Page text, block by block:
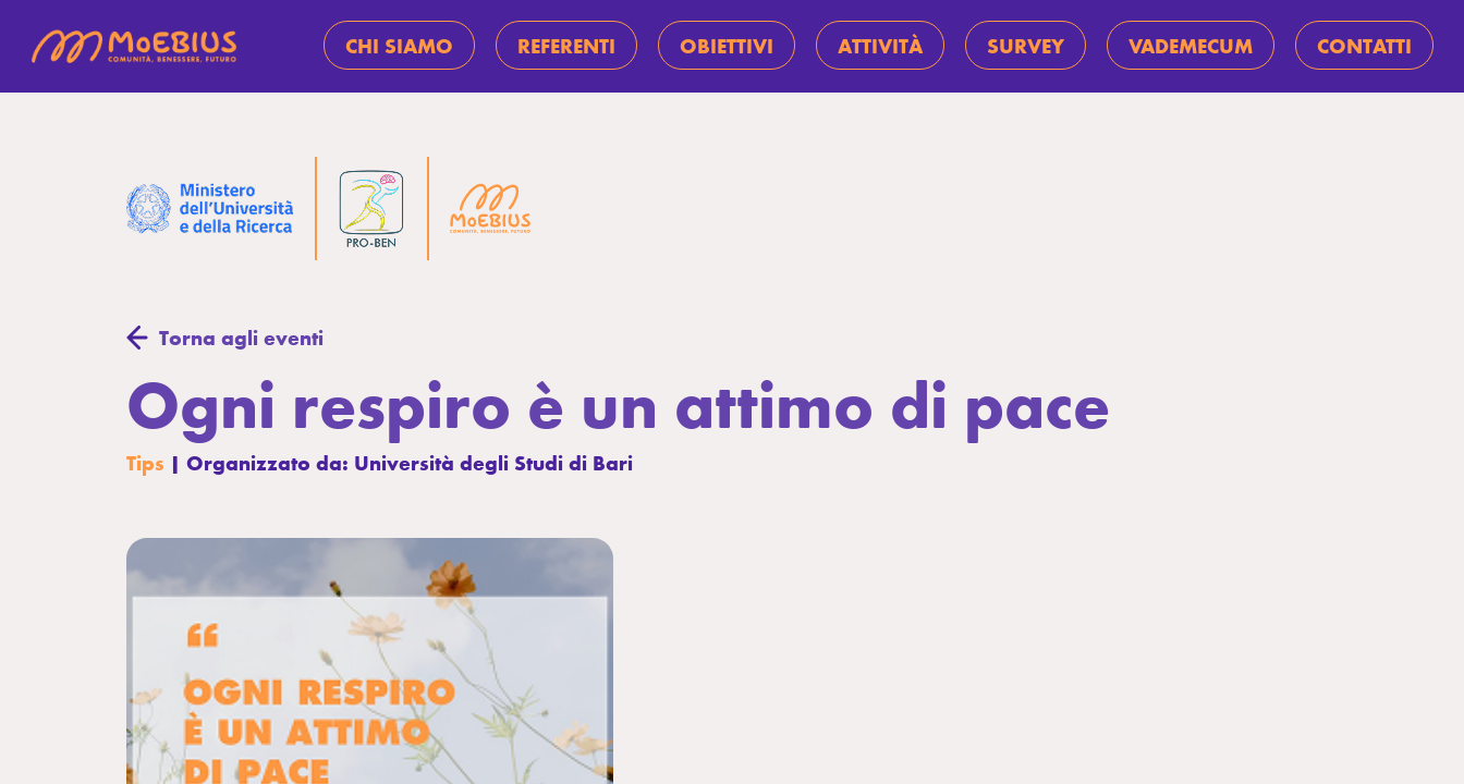
CHI SIAMO REFERENTI OBIETTIVI ATTIVITÀ SURVEY VADEMECUM CONTATTI
Torna agli eventi
Ogni respiro è un attimo di pace
Tips | Organizzato da: Università degli Studi di Bari